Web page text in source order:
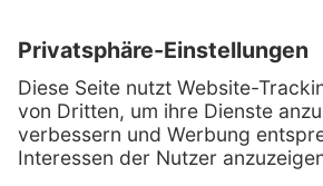
Sicher bezahlen mit: